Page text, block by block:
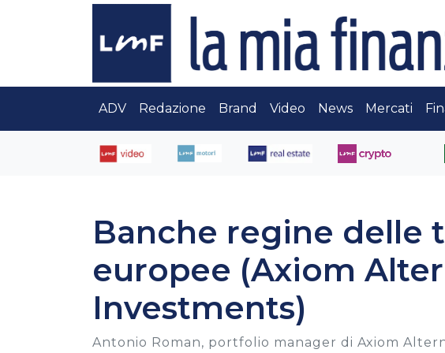
ADV Redazione Brand Video News Mercati
Banche regine delle
europee (Axiom
Investments)
Antonio Roman, portfolio manager di Axiom